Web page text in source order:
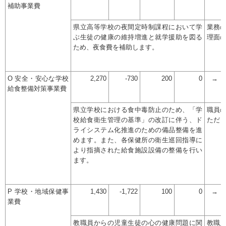
補助事業費
県立高等学校の夜間定時制課程において学
ぶ生徒の健康の維持増進と就学援助を図る
ため、夜食費を補助します。
業務
理面
O 安全・安心な学校
給食整備対策事業費
2,270 -730 200 0 →
県立学校における食中毒防止のため、「学
校給食衛生管理の基準」の改訂に伴う、ド
ライシステム化推進のための備品整備を進
めます。また、各保健所の衛生巡回指導に
より指摘された給食施設設備の整備を行い
ます。
職員
ただ
P 学校・地域保健事
業費
1,430 -1,722 100 0 →
教職員からの児童生徒の心の健康問題に関 教職